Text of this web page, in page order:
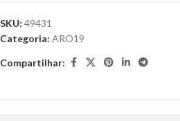
SKU: 49431
Categoria: ARO19
Compartilhar: